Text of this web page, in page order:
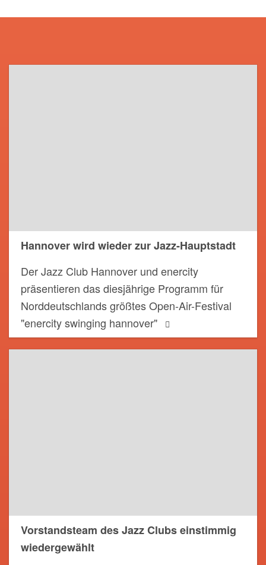
Hannover wird wieder zur Jazz-Hauptstadt
Der Jazz Club Hannover und enercity
präsentieren das diesjährige Programm für
Norddeutschlands größtes Open-Air-Festival
"enercity swinging hannover"
Vorstandsteam des Jazz Clubs einstimmig
wiedergewählt